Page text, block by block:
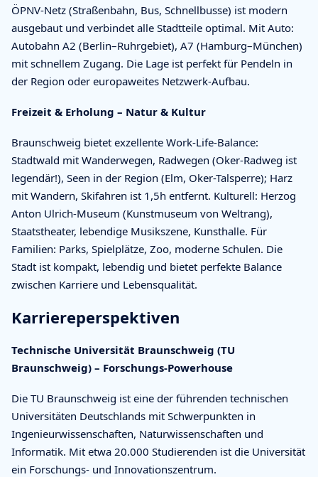
ÖPNV-Netz (Straßenbahn, Bus, Schnellbusse) ist modern
ausgebaut und verbindet alle Stadtteile optimal. Mit Auto:
Autobahn A2 (Berlin–Ruhrgebiet), A7 (Hamburg–München)
mit schnellem Zugang. Die Lage ist perfekt für Pendeln in
der Region oder europaweites Netzwerk-Aufbau.
Freizeit & Erholung – Natur & Kultur
Braunschweig bietet exzellente Work-Life-Balance:
Stadtwald mit Wanderwegen, Radwegen (Oker-Radweg ist
legendär!), Seen in der Region (Elm, Oker-Talsperre); Harz
mit Wandern, Skifahren ist 1,5h entfernt. Kulturell: Herzog
Anton Ulrich-Museum (Kunstmuseum von Weltrang),
Staatstheater, lebendige Musikszene, Kunsthalle. Für
Familien: Parks, Spielplätze, Zoo, moderne Schulen. Die
Stadt ist kompakt, lebendig und bietet perfekte Balance
zwischen Karriere und Lebensqualität.
Karriereperspektiven
Technische Universität Braunschweig (TU
Braunschweig) – Forschungs-Powerhouse
Die TU Braunschweig ist eine der führenden technischen
Universitäten Deutschlands mit Schwerpunkten in
Ingenieurwissenschaften, Naturwissenschaften und
Informatik. Mit etwa 20.000 Studierenden ist die Universität
ein Forschungs- und Innovationszentrum.